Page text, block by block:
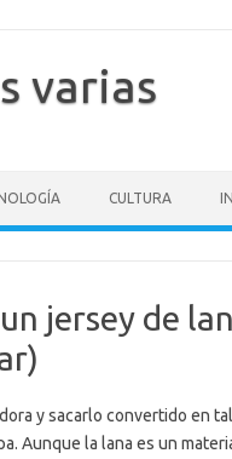
varias
CULTURA
jersey de
y sacarlo convertido en
Aunque la lana es un